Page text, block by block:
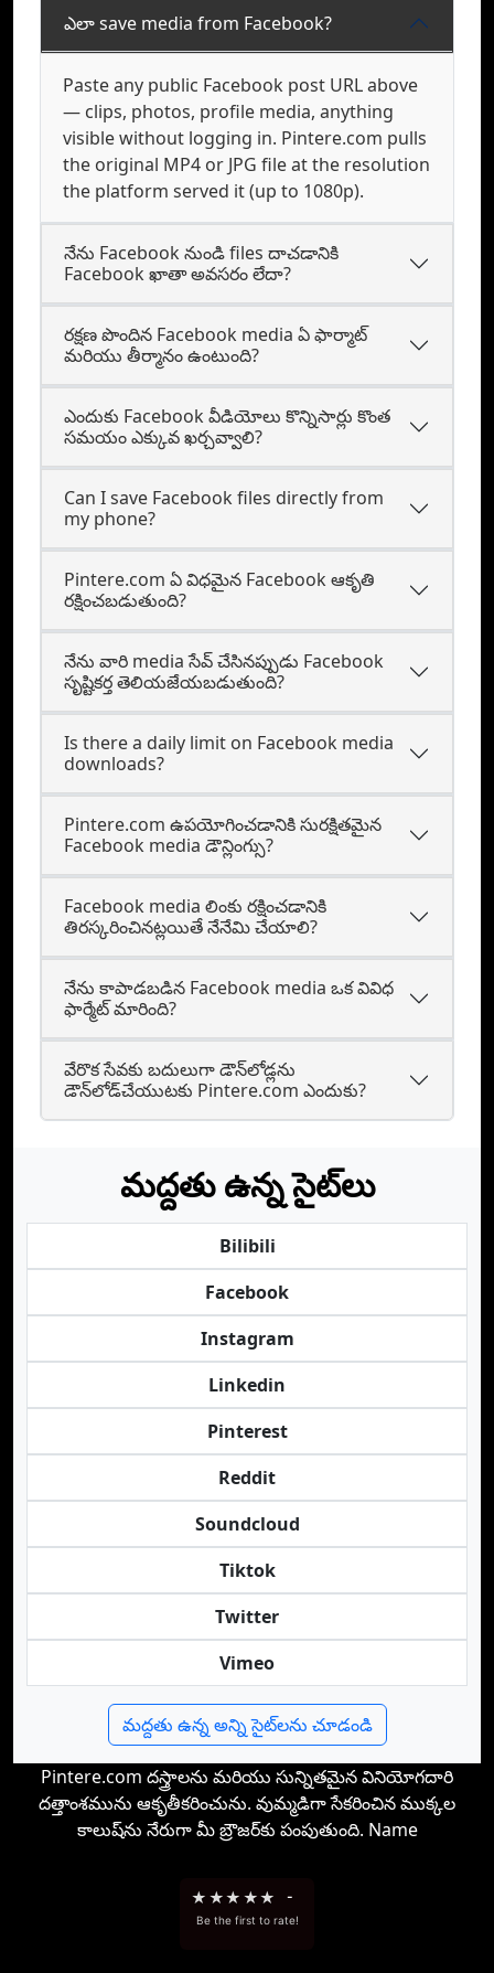
ఎలా save media from Facebook?
Paste any public Facebook post URL above
— clips, photos, profile media, anything
visible without logging in. Pintere.com pulls
the original MP4 or JPG file at the resolution
the platform served it (up to 1080p).
నేను Facebook నుండి files దాచడానికి
Facebook ఖాతా అవసరం లేదా?
రక్షణ పొందిన Facebook media ఏ ఫార్మాట్‌
మరియు తీర్మానం ఉంటుంది?
ఎందుకు Facebook వీడియోలు కొన్నిసార్లు కొంత
సమయం ఎక్కువ ఖర్చవ్వాలి?
Can I save Facebook files directly from
my phone?
Pintere.com ఏ విధమైన Facebook ఆకృతి
రక్షించబడుతుంది?
నేను వారి media సేవ్ చేసినప్పుడు Facebook
సృష్టికర్త తెలియజేయబడుతుంది?
Is there a daily limit on Facebook media
downloads?
Pintere.com ఉపయోగించడానికి సురక్షితమైన
Facebook media డౌన్లింగ్సు?
Facebook media లింకు రక్షించడానికి
తిరస్కరించినట్లయితే నేనేమి చేయాలి?
నేను కాపాడబడిన Facebook media ఒక వివిధ
ఫార్మేట్ మారింది?
వేరొక సేవకు బదులుగా డౌన్‌లోడ్లను
డౌన్‌లోడ్‌చేయుటకు Pintere.com ఎందుకు?
మద్దతు ఉన్న సైట్‌లు
Bilibili
Facebook
Instagram
Linkedin
Pinterest
Reddit
Soundcloud
Tiktok
Twitter
Vimeo
మద్దతు ఉన్న అన్ని సైట్‌లను చూడండి
Pintere.com దస్త్రాలను మరియు సున్నితమైన వినియోగదారి
దత్తాంశమును ఆకృతీకరించును. వుమ్మడిగా సేకరించిన ముక్కల
కాలుష్‌ను నేరుగా మీ బ్రౌజర్‌కు పంపుతుంది. Name
★ ★★ ★★ -
Be the first to rate!